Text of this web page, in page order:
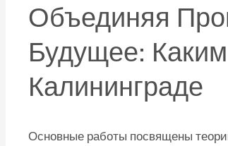
Объединяя
Будущее:
Калининграде
Основные работы посвящены